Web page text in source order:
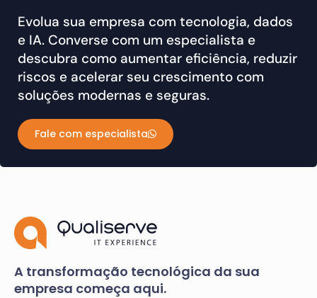
Evolua sua empresa com tecnologia, dados
e IA. Converse com um especialista e
descubra como aumentar eficiência, reduzir
riscos e acelerar seu crescimento com
soluções modernas e seguras.
Fale com especialista
A transformação tecnológica da sua
empresa começa aqui.